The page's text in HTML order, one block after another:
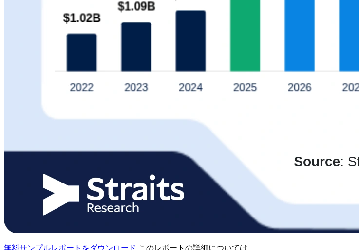
無料サンプルレポートをダウンロード このレポートの詳細については、